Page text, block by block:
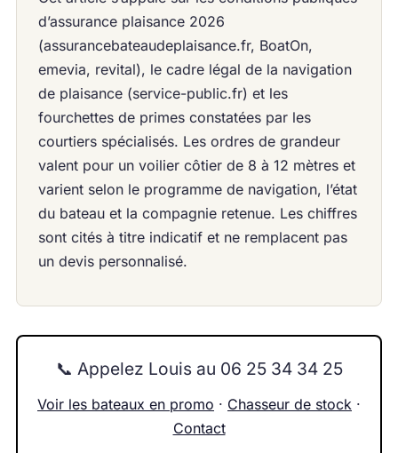
d’assurance plaisance 2026
(assurancebateaudeplaisance.fr, BoatOn,
emevia, revital), le cadre légal de la navigation
de plaisance (service-public.fr) et les
fourchettes de primes constatées par les
courtiers spécialisés. Les ordres de grandeur
valent pour un voilier côtier de 8 à 12 mètres et
varient selon le programme de navigation, l’état
du bateau et la compagnie retenue. Les chiffres
sont cités à titre indicatif et ne remplacent pas
un devis personnalisé.
📞 Appelez Louis au 06 25 34 34 25
Voir les bateaux en promo · Chasseur de stock ·
Contact